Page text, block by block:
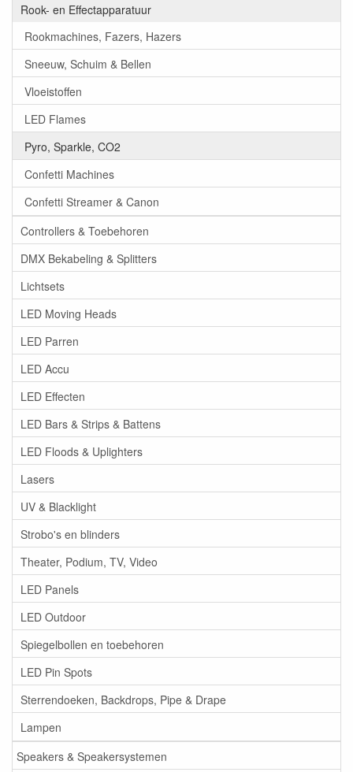
Rook- en Effectapparatuur
Rookmachines, Fazers, Hazers
Sneeuw, Schuim & Bellen
Vloeistoffen
LED Flames
Pyro, Sparkle, CO2
Confetti Machines
Confetti Streamer & Canon
Controllers & Toebehoren
DMX Bekabeling & Splitters
Lichtsets
LED Moving Heads
LED Parren
LED Accu
LED Effecten
LED Bars & Strips & Battens
LED Floods & Uplighters
Lasers
UV & Blacklight
Strobo's en blinders
Theater, Podium, TV, Video
LED Panels
LED Outdoor
Spiegelbollen en toebehoren
LED Pin Spots
Sterrendoeken, Backdrops, Pipe & Drape
Lampen
Speakers & Speakersystemen